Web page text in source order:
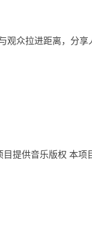
众拉进距离，分享
目提供音乐版权 本